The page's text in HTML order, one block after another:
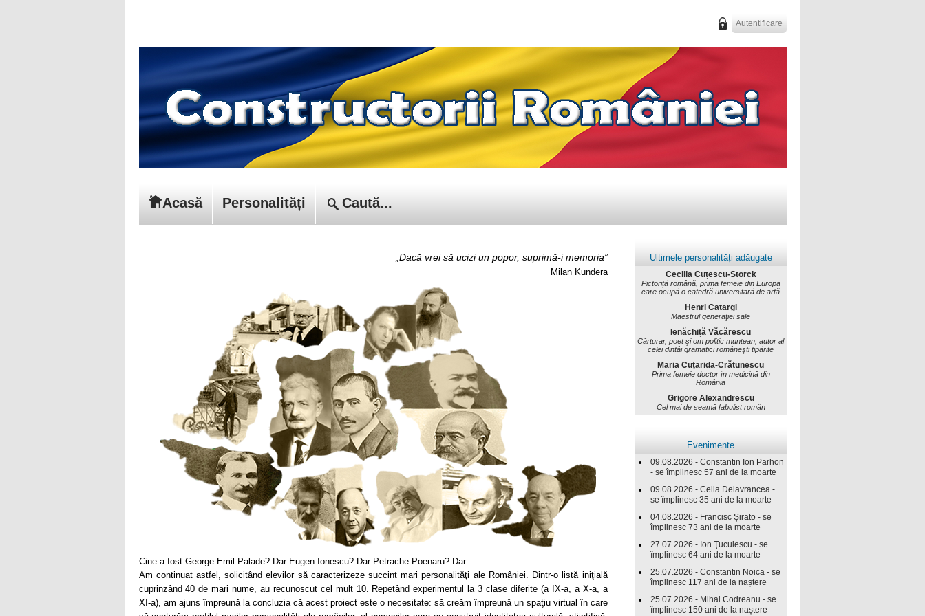
Autentificare
Acasă Personalități
„Dacă vrei să ucizi un popor, suprimă-i memoria”
Milan Kundera
Cine a fost George Emil Palade? Dar Eugen Ionescu? Dar Petrache Poenaru? Dar...
Am continuat astfel, solicitând elevilor să caracterizeze succint mari personalităţi ale României. Dintr-o listă iniţială
cuprinzând 40 de mari nume, au recunoscut cel mult 10. Repetând experimentul la 3 clase diferite (a IX-a, a X-a, a
XI-a), am ajuns împreună la concluzia că acest proiect este o necesitate: să creăm împreună un spaţiu virtual în care
Ultimele personalități adăugate
Cecilia Cuțescu-Storck
Pictoriță română, prima femeie din Europa
care ocupă o catedră universitară de artă
Henri Catargi
Maestrul generaţiei sale
Ienăchiță Văcărescu
Cărturar, poet şi om politic muntean, autor al
celei dintâi gramatici româneşti tipărite
Maria Cuţarida-Crătunescu
Prima femeie doctor în medicină din
România
Grigore Alexandrescu
Cel mai de seamă fabulist român
Evenimente
09.08.2026 - Constantin Ion Parhon
- se împlinesc 57 ani de la moarte
09.08.2026 - Cella Delavrancea -
se împlinesc 35 ani de la moarte
04.08.2026 - Francisc Șirato - se
împlinesc 73 ani de la moarte
27.07.2026 - Ion Ţuculescu - se
împlinesc 64 ani de la moarte
25.07.2026 - Constantin Noica - se
împlinesc 117 ani de la naștere
25.07.2026 - Mihai Codreanu - se
împlinesc 150 ani de la naștere